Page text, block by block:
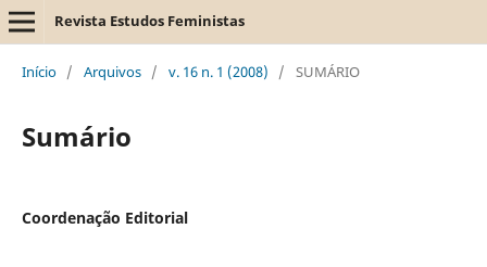
Revista Estudos Feministas
Início / Arquivos / v. 16 n. 1 (2008) / SUMÁRIO
Sumário
Coordenação Editorial